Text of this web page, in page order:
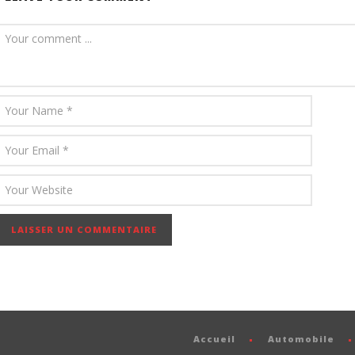
Accueil Automobile